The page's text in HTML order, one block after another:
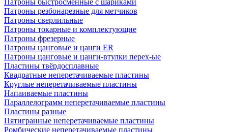
Патроны быстросменные с шариками
Патроны резбонарезные для метчиков
Патроны сверлильные
Патроны токарные и комплектующие
Патроны фрезерные
Патроны цанговые и цанги ER
Патроны цанговые и цанги-втулки перех-ые
Пластины твёрдосплавные
Квадратные неперетачиваемые пластины
Круглые неперетачиваемые пластины
Напаиваемые пластины
Параллелограмм неперетачиваемые пластины
Пластины разные
Пятигранные неперетачиваемые пластины
Ромбические неперетачиваемые пластины